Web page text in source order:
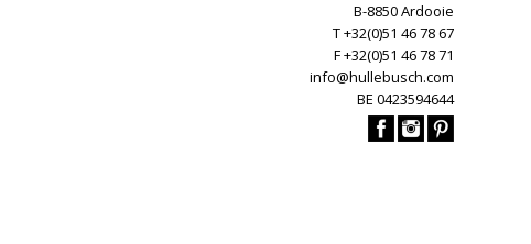
B-8850 Ardooie
T +32(0)51 46 78 67
F +32(0)51 46 78 71
info@hullebusch.com
BE 0423594644